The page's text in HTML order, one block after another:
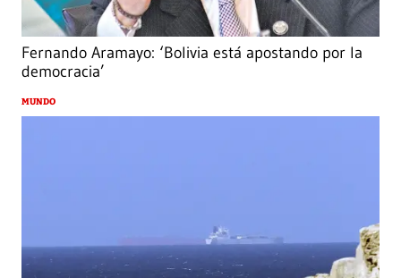
Fernando Aramayo: ‘Bolivia está apostando por la
democracia’
MUNDO